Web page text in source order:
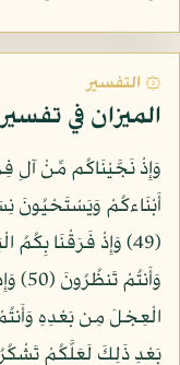
۞ التفسير
الميزان في
وَإِذْ نَجَّيْنَاكُم مِّنْ آلِ
أَبْنَاءكُمْ وَيَسْتَحْيُونَ
(49) وَإِذْ فَرَقْنَا